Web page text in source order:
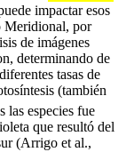
impactar esos
Meridional, por
de imágenes
determinando de
tasas de
(también
las especies fue
que resultó del
(Arrigo et al.,